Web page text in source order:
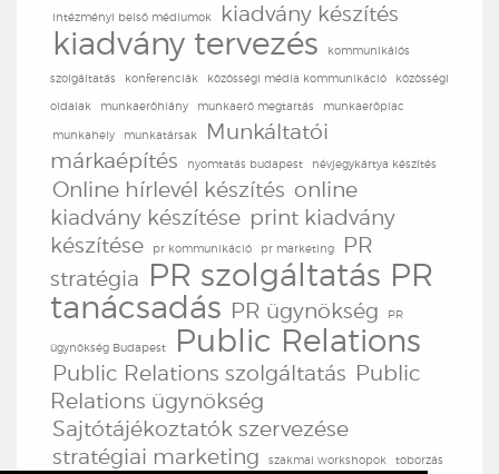
intézményi belső médiumok kiadvány készítés
kiadvány tervezés kommunikáiós
szolgáltatás konferenciák közösségi média kommunikáció közösségi
oldalak munkaerőhiány munkaerő megtartás munkaerőpiac
munkahely munkatársak
Munkáltatói
márkaépítés
nyomtatás budapest névjegykártya készítés
Online hírlevél készítés online
kiadvány készítése print kiadvány
készítése
pr kommunikáció pr marketing
PR
stratégia PR szolgáltatás PR
tanácsadás PR ügynökség PR
ügynökség Budapest Public Relations
Public Relations szolgáltatás Public
Relations ügynökség
Sajtótájékoztatók szervezése
stratégiai marketing
szakmai workshopok toborzás